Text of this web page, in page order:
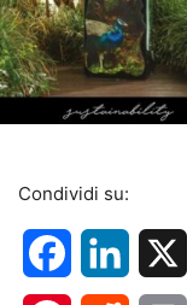
Condividi su:
Facebook